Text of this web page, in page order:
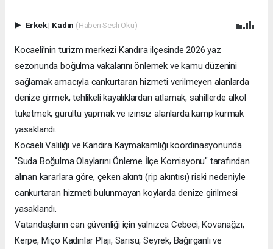
Erkek| Kadın (Haberi Sesli Oku)
Kocaeli’nin turizm merkezi Kandıra ilçesinde 2026 yaz
sezonunda boğulma vakalarını önlemek ve kamu düzenini
sağlamak amacıyla cankurtaran hizmeti verilmeyen alanlarda
denize girmek, tehlikeli kayalıklardan atlamak, sahillerde alkol
tüketmek, gürültü yapmak ve izinsiz alanlarda kamp kurmak
yasaklandı.
Kocaeli Valiliği ve Kandıra Kaymakamlığı koordinasyonunda
"Suda Boğulma Olaylarını Önleme İlçe Komisyonu" tarafından
alınan kararlara göre, çeken akıntı (rip akıntısı) riski nedeniyle
cankurtaran hizmeti bulunmayan koylarda denize girilmesi
yasaklandı.
Vatandaşların can güvenliği için yalnızca Cebeci, Kovanağzı,
Kerpe, Miço Kadınlar Plajı, Sarısu, Seyrek, Bağırganlı ve